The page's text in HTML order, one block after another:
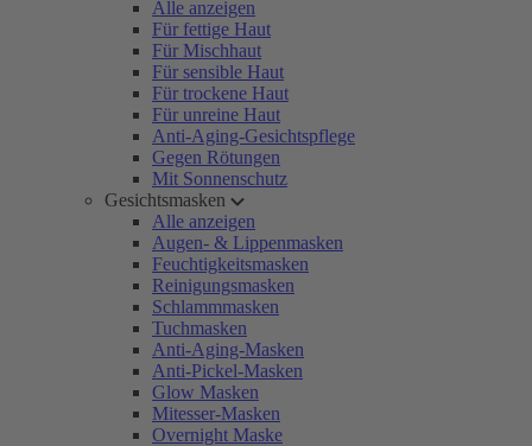
Alle anzeigen
Für fettige Haut
Für Mischhaut
Für sensible Haut
Für trockene Haut
Für unreine Haut
Anti-Aging-Gesichtspflege
Gegen Rötungen
Mit Sonnenschutz
Gesichtsmasken
Alle anzeigen
Augen- & Lippenmasken
Feuchtigkeitsmasken
Reinigungsmasken
Schlammmasken
Tuchmasken
Anti-Aging-Masken
Anti-Pickel-Masken
Glow Masken
Mitesser-Masken
Overnight Maske